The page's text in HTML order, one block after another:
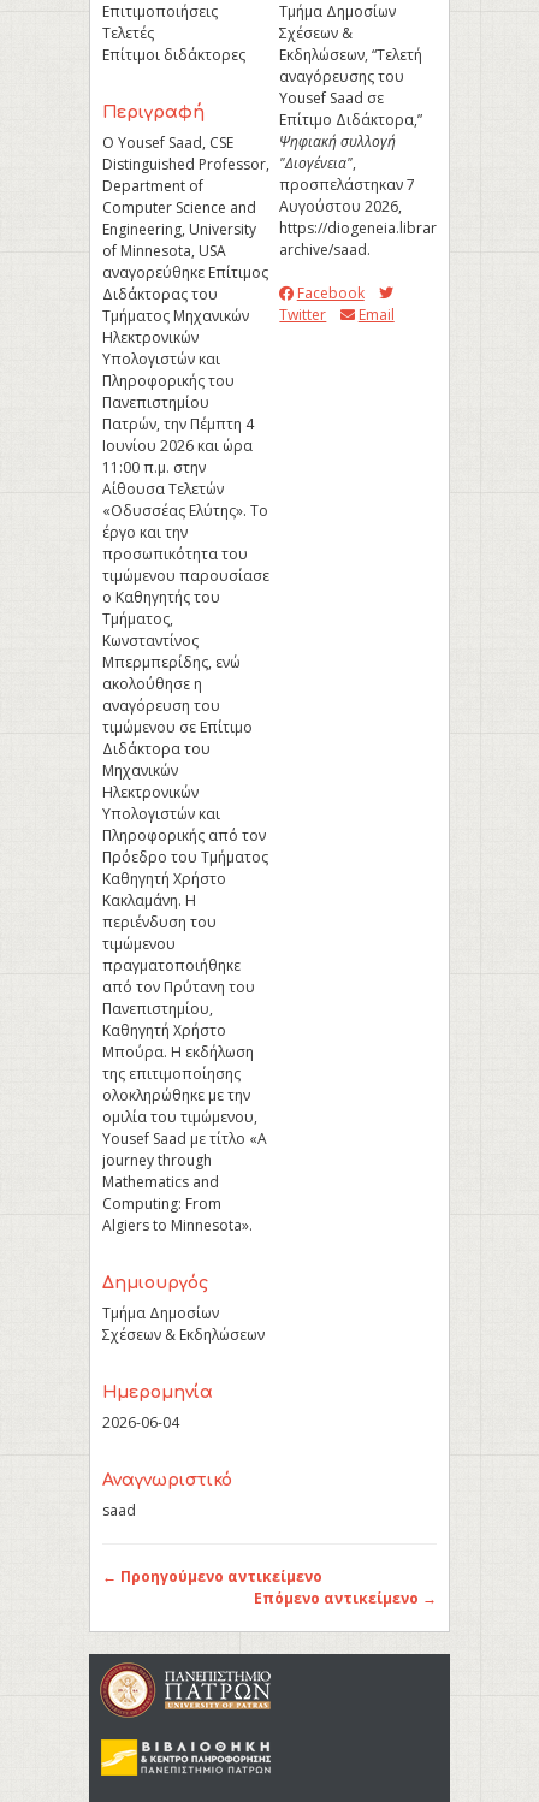
Επιτιμοποιήσεις
Τελετές
Επίτιμοι διδάκτορες
Περιγραφή
Ο Yousef Saad, CSE
Distinguished Professor,
Department of
Computer Science and
Engineering, University
of Minnesota, USA
αναγορεύθηκε Επίτιμος
Διδάκτορας του
Τμήματος Μηχανικών
Ηλεκτρονικών
Υπολογιστών και
Πληροφορικής του
Πανεπιστημίου
Πατρών, την Πέμπτη 4
Ιουνίου 2026 και ώρα
11:00 π.μ. στην
Αίθουσα Τελετών
«Οδυσσέας Ελύτης». Το
έργο και την
προσωπικότητα του
τιμώμενου παρουσίασε
ο Καθηγητής του
Τμήματος,
Κωνσταντίνος
Μπερμπερίδης, ενώ
ακολούθησε η
αναγόρευση του
τιμώμενου σε Επίτιμο
Διδάκτορα του
Μηχανικών
Ηλεκτρονικών
Υπολογιστών και
Πληροφορικής από τον
Πρόεδρο του Τμήματος
Καθηγητή Χρήστο
Κακλαμάνη. Η
περιένδυση του
τιμώμενου
πραγματοποιήθηκε
από τον Πρύτανη του
Πανεπιστημίου,
Καθηγητή Χρήστο
Μπούρα. Η εκδήλωση
της επιτιμοποίησης
ολοκληρώθηκε με την
ομιλία του τιμώμενου,
Yousef Saad με τίτλο «A
journey through
Mathematics and
Computing: From
Algiers to Minnesota».
Δημιουργός
Τμήμα Δημοσίων
Σχέσεων & Εκδηλώσεων
Ημερομηνία
2026-06-04
Αναγνωριστικό
saad
Τμήμα Δημοσίων
Σχέσεων &
Εκδηλώσεων, “Τελετή
αναγόρευσης του
Yousef Saad σε
Επίτιμο Διδάκτορα,”
Ψηφιακή συλλογή
"Διογένεια",
προσπελάστηκαν 7
Αυγούστου 2026,
https://diogeneia.library.upatras.gr/
archive/saad.
Facebook
Twitter
Email
← Προηγούμενο αντικείμενο
Επόμενο αντικείμενο →